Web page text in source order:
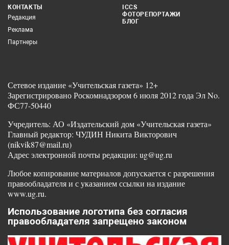
КОНТАКТЫ
Редакция
Реклама
Партнеры
ICCS
ФОТОРЕПОРТАЖИ
БЛОГ
Сетевое издание «Учительская газета» 12+
Зарегистрировано Роскомнадзором 6 июля 2012 года Эл No.
ФС77-50440
Учредитель: АО «Издательский дом «Учительская газета»
Главный редактор: ЧУДИН Никита Викторович
(nikvik87@mail.ru)
Адрес электронной почты редакции: ug@ug.ru
Любое копирование материалов допускается с разрешения
правообладателя и с указанием ссылки на издание
www.ug.ru.
Использование логотипа без согласия
правообладателя запрещено законом